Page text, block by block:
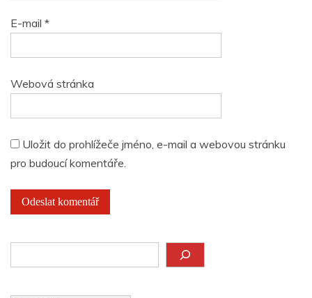
E-mail *
Webová stránka
Uložit do prohlížeče jméno, e-mail a webovou stránku
pro budoucí komentáře.